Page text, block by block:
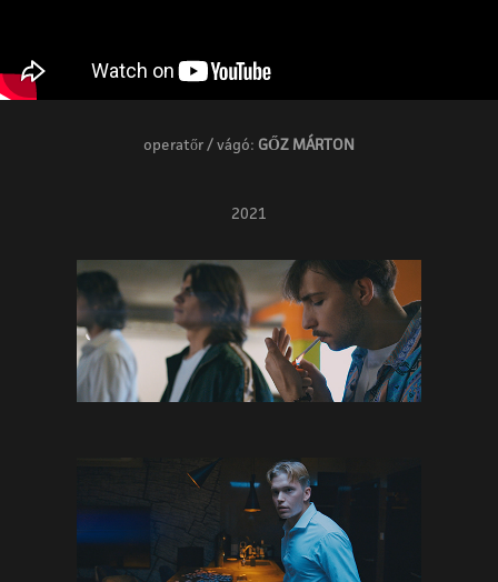
operatőr / vágó: GŐZ MÁRTON
2021